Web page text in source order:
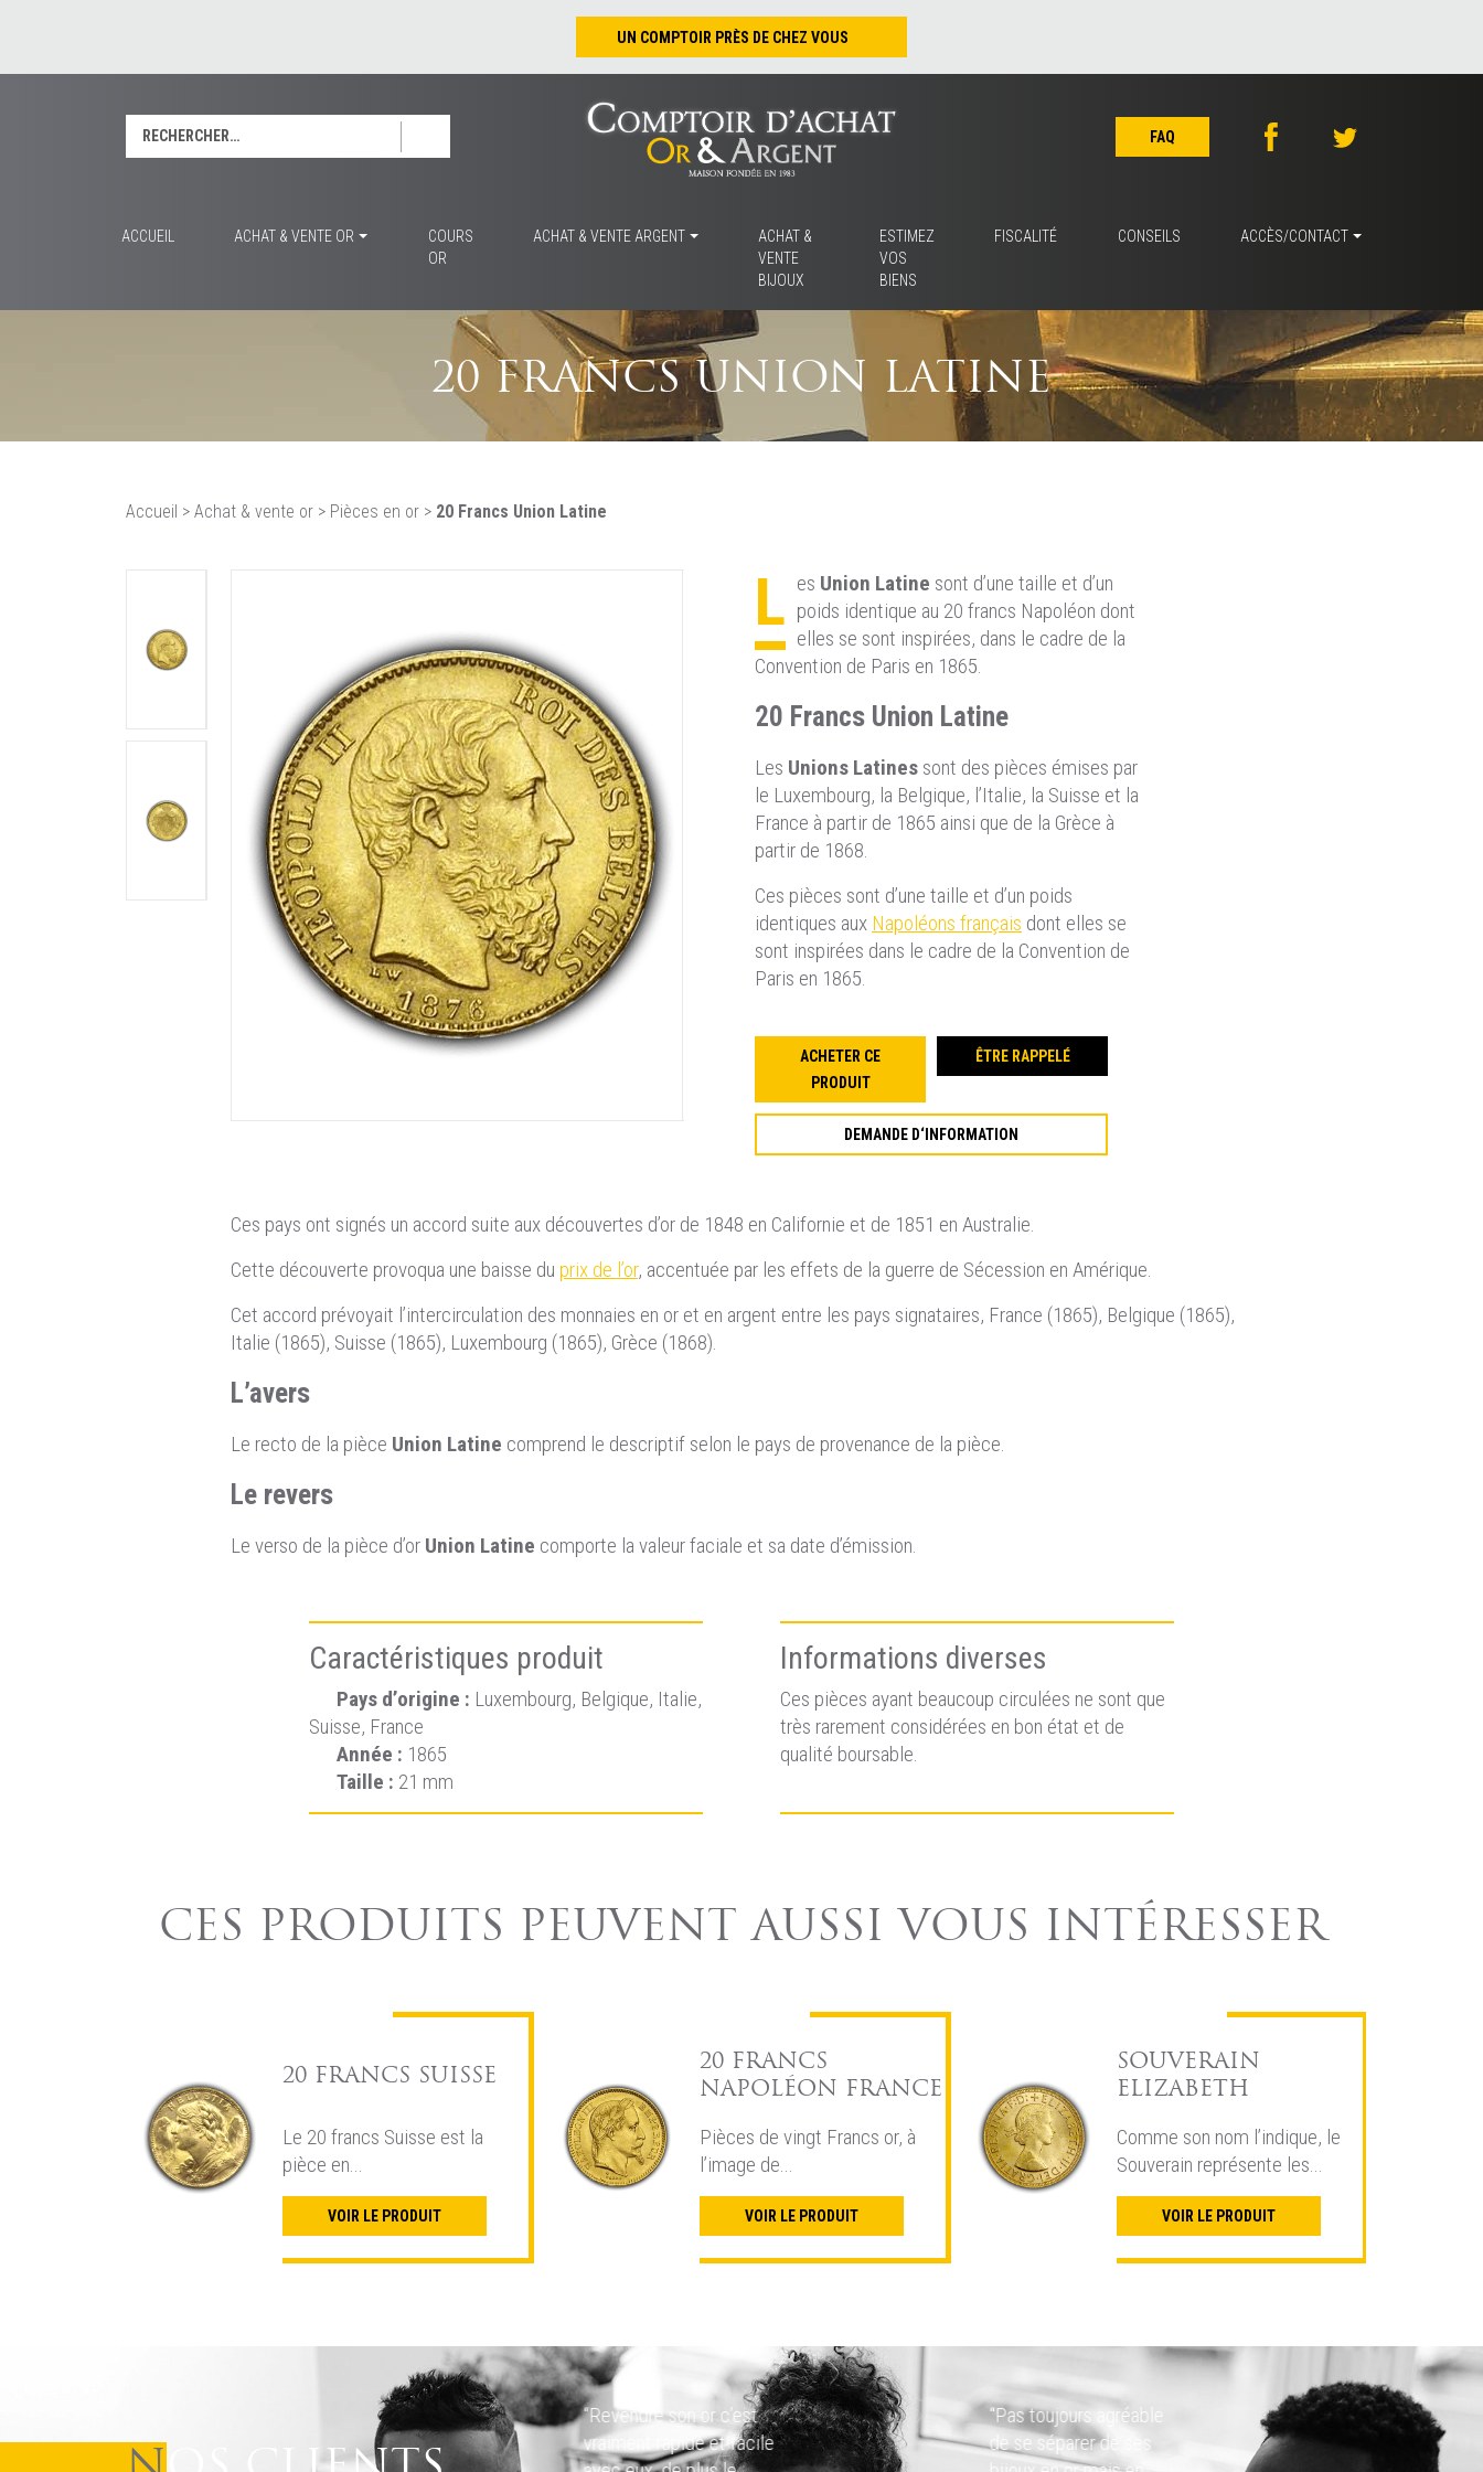
UN COMPTOIR PRÈS DE CHEZ VOUS
Nantes – Jean-Jacques Rousseau
Nantes – Saint-Pierre
Les Sables-d’Olonne
La Rochelle
La Roche/Yon
Rennes
Rechercher : FAQ
ACCUEIL ACHAT & VENTE OR
COURS
OR
ACHAT & VENTE ARGENT
ACHAT &
VENTE
BIJOUX
ESTIMEZ
VOS
BIENS
FISCALITÉ CONSEILS ACCÈS/CONTACT
20 FRANCS UNION LATINE
Accueil > Achat & vente or > Pièces en or > 20 Francs Union Latine
L es Union Latine sont d’une taille et d’un
poids identique au 20 francs Napoléon dont
elles se sont inspirées, dans le cadre de la
Convention de Paris en 1865.
20 Francs Union Latine
Les Unions Latines sont des pièces émises par
le Luxembourg, la Belgique, l’Italie, la Suisse et la
France à partir de 1865 ainsi que de la Grèce à
partir de 1868.
Ces pièces sont d’une taille et d’un poids
identiques aux Napoléons français dont elles se
sont inspirées dans le cadre de la Convention de
Paris en 1865.
ACHETER CE
PRODUIT
ÊTRE RAPPELÉ
DEMANDE D‘INFORMATION
Ces pays ont signés un accord suite aux découvertes d’or de 1848 en Californie et de 1851 en Australie.
Cette découverte provoqua une baisse du prix de l’or, accentuée par les effets de la guerre de Sécession en Amérique.
Cet accord prévoyait l’intercirculation des monnaies en or et en argent entre les pays signataires, France (1865), Belgique (1865),
Italie (1865), Suisse (1865), Luxembourg (1865), Grèce (1868).
L’avers
Le recto de la pièce Union Latine comprend le descriptif selon le pays de provenance de la pièce.
Le revers
Le verso de la pièce d’or Union Latine comporte la valeur faciale et sa date d’émission.
Caractéristiques produit
Pays d’origine : Luxembourg, Belgique, Italie,
Suisse, France
Année : 1865
Taille : 21 mm
Informations diverses
Ces pièces ayant beaucoup circulées ne sont que
très rarement considérées en bon état et de
qualité boursable.
CES PRODUITS PEUVENT AUSSI VOUS INTÉRESSER
20 FRANCS SUISSE
Le 20 francs Suisse est la
pièce en...
VOIR LE PRODUIT
20 FRANCS
NAPOLÉON FRANCE
Pièces de vingt Francs or, à
l’image de...
VOIR LE PRODUIT
SOUVERAIN
ELIZABETH
Comme son nom l’indique, le
Souverain représente les...
VOIR LE PRODUIT
apprécié l’ écoute et les
“Revendre son or c’est
vraiment rapide et facile
“Pas toujours agréable
de se séparer de ses
“Super